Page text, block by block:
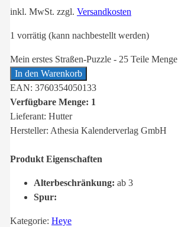
inkl. MwSt. zzgl. Versandkosten
1 vorrätig (kann nachbestellt werden)
Mein erstes Straßen-Puzzle - 25 Teile Menge
In den Warenkorb
EAN: 3760354050133
Verfügbare Menge: 1
Lieferant: Hutter
Hersteller: Athesia Kalenderverlag GmbH
Produkt Eigenschaften
Alterbeschränkung: ab 3
Spur:
Kategorie: Heye